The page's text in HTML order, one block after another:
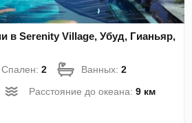
в Serenity Village, Убуд, Гианьяр,
Спален:2 Ванных:2
Расстояние до океана:9 км